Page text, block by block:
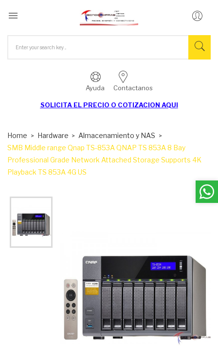

Ayuda Contactanos
SOLICITA EL PRECIO O COTIZACION AQUI
Home Hardware
Almacenamiento y NAS
SMB Middle range Qnap TS-853A QNAP TS 853A 8 Bay
Professional Grade Network Attached Storage Supports 4K
Playback TS 853A 4G US